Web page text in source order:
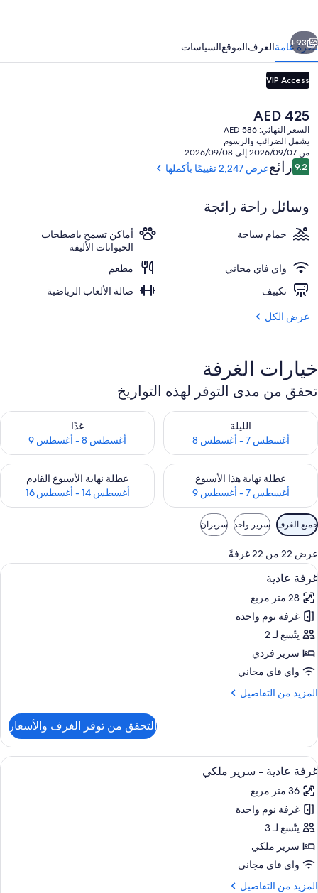
تاون
-
برودواي
باي
آيتش
جي
التالي
93+
نظرة عامةالغرفالموقعالسياسات
VIP Access
السعر
الحالي
هو
AED
425
AED 425
السعر النهائي: AED 586
يشمل الضرائب والرسوم
من 2026/09/07 إلى 2026/09/08
التقييمات
9.29.2 من 10رائععرض 2,247 تقييمًا بأكملها
وسائل راحة رائجة
حمام سباحة
أماكن تسمح باصطحاب
الحيوانات الأليفة
واي فاي مجاني
مطعم
تكييف
صالة الألعاب الرياضية
عرض الكل
خيارات الغرفة
تحقق من مدى التوفر لهذه التواريخ
الليلة
أغسطس 7 - أغسطس 8
تحقق من مدى التوفر لليلة للفترة أغسطس 7 - أغسطس 8
غدًا
أغسطس 8 - أغسطس 9
تحقق من مدى التوفر لغد للفترة أغسطس
عطلة نهاية هذا الأسبوع
أغسطس 7 - أغسطس 9
تحقق من مدى التوفر لعطلة نهاية هذا الأسبوع للفترة أغسطس 7 - أغسطس 9
عطلة نهاية الأسبوع القادم
أغسطس 14 - أغسطس 16
تحقق من مدى التوفر لعطلة نهاية
عوامل
التصفية
المتاحة
للغرف
جميع الغرف سرير واحد سريران
عرض 22 من 22 غرفةً
استعراض
جميع
صور
غرفة
عادية
ملاءات من القطن المصري وأغطية فراش
4
غرفة عادية
28 متر مربع
غرفة نوم واحدة
يتّسع لـ 2
سرير فردي
واي فاي مجاني
المزيد من التفاصيل
المزيد
غرفة
عادية
التحقق من توفر الغرف والأسعار
استعراض
جميع
صور
غرفة
عادية
-
سرير
ملكي
ملاءات من القطن المصري وأغطية فراش
7
غرفة عادية - سرير ملكي
36 متر مربع
غرفة نوم واحدة
يتّسع لـ 3
سرير ملكي
واي فاي مجاني
المزيد من التفاصيل
المزيد